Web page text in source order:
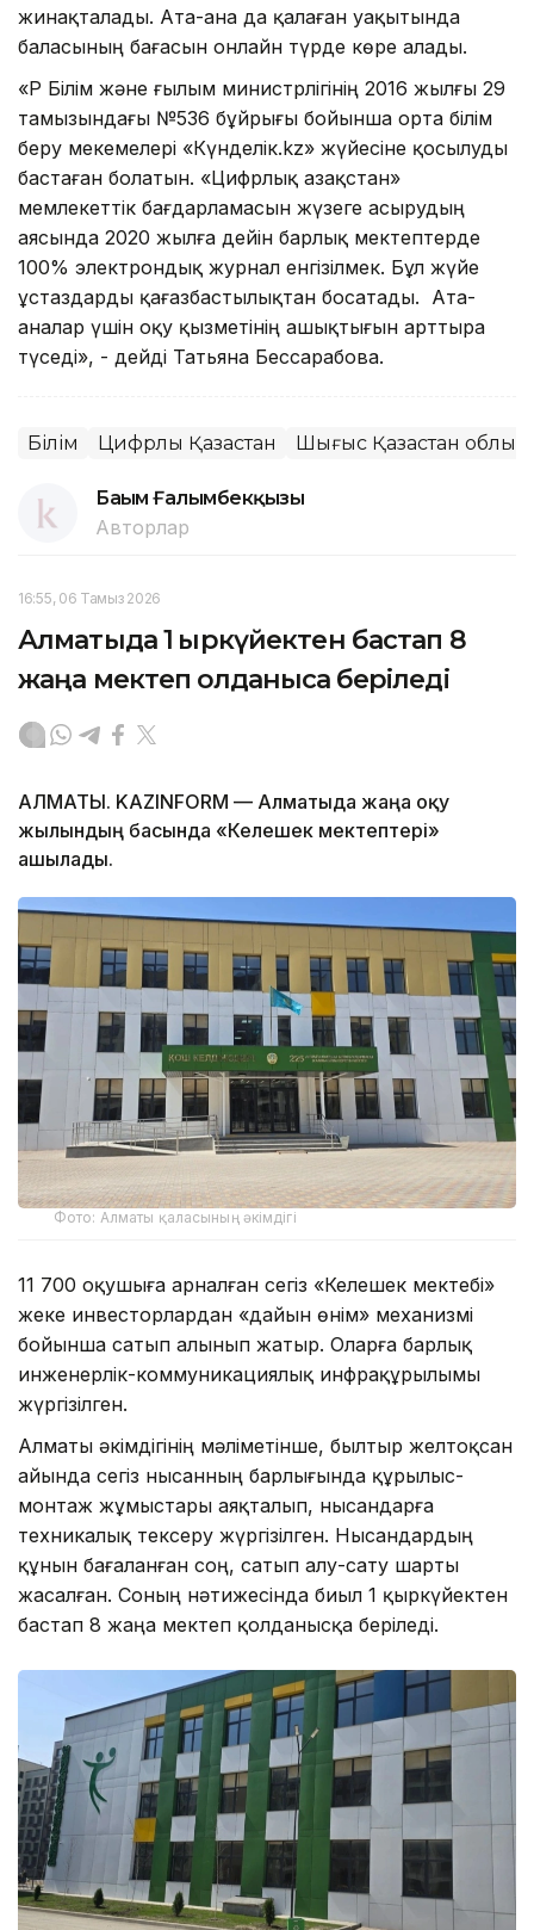
жинақталады. Ата-ана да қалаған уақытында
баласының бағасын онлайн түрде көре алады.
«ҚР Білім және ғылым министрлігінің 2016 жылғы 29
тамызындағы №536 бұйрығы бойынша орта білім
беру мекемелері «Күнделік.kz» жүйесіне қосылуды
бастаған болатын. «Цифрлық Қазақстан»
мемлекеттік бағдарламасын жүзеге асырудың
аясында 2020 жылға дейін барлық мектептерде
100% электрондық журнал енгізілмек. Бұл жүйе
ұстаздарды қағазбастылықтан босатады. Ата-
аналар үшін оқу қызметінің ашықтығын арттыра
түседі», - дейді Татьяна Бессарабова.
Білім Цифрлық Қазақстан Шығыс Қазақстан
Бағым Ғалымбекқызы
Авторлар
16:55, 06 Тамыз 2026
Алматыда 1 қыркүйектен бастап 8
жаңа мектеп қолданысқа беріледі
АЛМАТЫ. KAZINFORM — Алматыда жаңа оқу
жылындың басында «Келешек мектептері»
ашылады.
Фото: Алматы қаласының әкімдігі
11 700 оқушыға арналған сегіз «Келешек мектебі»
жеке инвесторлардан «дайын өнім» механизмі
бойынша сатып алынып жатыр. Оларға барлық
инженерлік-коммуникациялық инфрақұрылымы
жүргізілген.
Алматы әкімдігінің мәліметінше, былтыр желтоқсан
айында сегіз нысанның барлығында құрылыс-
монтаж жұмыстары аяқталып, нысандарға
техникалық тексеру жүргізілген. Нысандардың
құнын бағаланған соң, сатып алу-сату шарты
жасалған. Соның нәтижесінда биыл 1 қыркүйектен
бастап 8 жаңа мектеп қолданысқа беріледі.